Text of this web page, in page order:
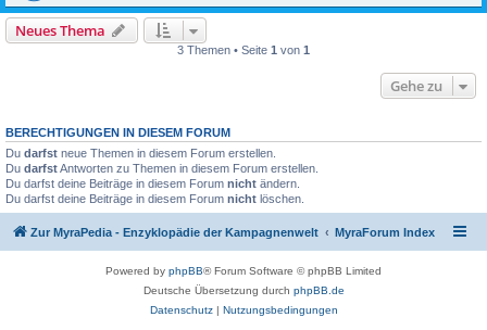
Neues Thema
3 Themen • Seite 1 von 1
Gehe zu
BERECHTIGUNGEN IN DIESEM FORUM
Du darfst neue Themen in diesem Forum erstellen.
Du darfstAntworten zu Themen in diesem Forum erstellen.
Du darfst deine Beiträge in diesem Forum nicht ändern.
Du darfst deine Beiträge in diesem Forum nicht löschen.
Zur MyraPedia - Enzyklopädie der Kampagnenwelt MyraForum Index
Powered by phpBB® Forum Software © phpBB Limited
Deutsche Übersetzung durch phpBB.de
Datenschutz| Nutzungsbedingungen